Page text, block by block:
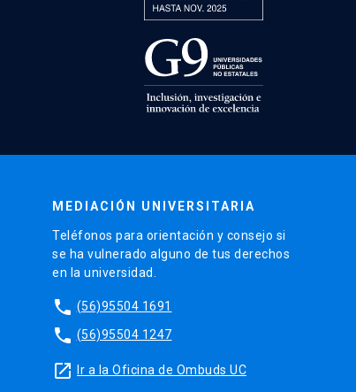
MEDIACIÓN UNIVERSITARIA
Teléfonos para orientación y consejo si
se ha vulnerado alguno de tus derechos
en la universidad.
phone (56)95504 1691
phone (56)95504 1247
launch Ir a la Oficina de Ombuds UC